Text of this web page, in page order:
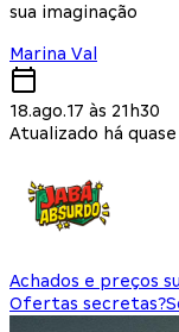
sua imaginação
Marina Val
18.ago.17 às 21h30
Atualizado há quase
Achados e preços
Ofertas secretas?